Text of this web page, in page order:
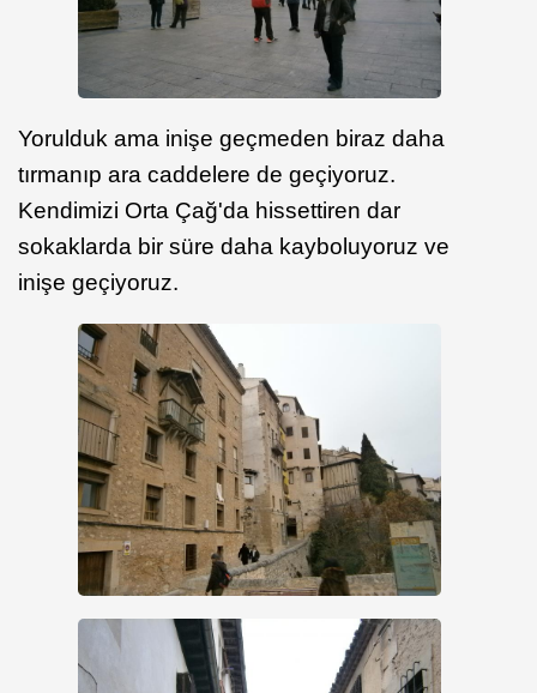
Yorulduk ama inişe geçmeden biraz daha
tırmanıp ara caddelere de geçiyoruz.
Kendimizi Orta Çağ'da hissettiren dar
sokaklarda bir süre daha kayboluyoruz ve
inişe geçiyoruz.